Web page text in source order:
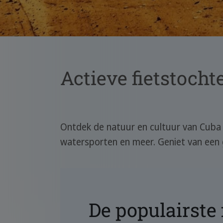
Actieve
Ontdek de natuur en cultuur van
watersporten en meer. Geniet van
De